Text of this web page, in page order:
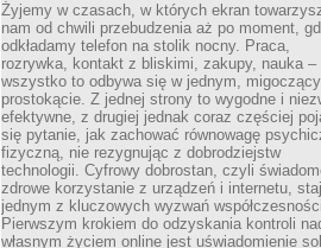
Żyjemy w czasach, w których ekran
nam od chwili przebudzenia aż po moment,
odkładamy telefon na stolik nocny. Praca,
rozrywka, kontakt z bliskimi, zakupy, nauka –
wszystko to odbywa się w jednym,
prostokącie. Z jednej strony to wygodne i
efektywne, z drugiej jednak coraz częściej
się pytanie, jak zachować równowagę
fizyczną, nie rezygnując z dobrodziejstw
technologii. Cyfrowy dobrostan, czyli
zdrowe korzystanie z urządzeń i internetu,
jednym z kluczowych wyzwań
Pierwszym krokiem do odzyskania kontroli
własnym życiem online jest uświadomienie